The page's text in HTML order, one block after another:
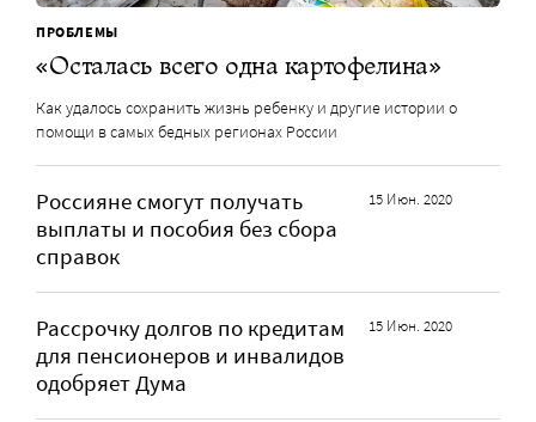
ПРОБЛЕМЫ
«Осталась всего одна картофелина»
Как удалось сохранить жизнь ребенку и другие истории о
помощи в самых бедных регионах России
Россияне смогут получать
выплаты и пособия без сбора
справок
15 Июн. 2020
Рассрочку долгов по кредитам
для пенсионеров и инвалидов
одобряет Дума
15 Июн. 2020